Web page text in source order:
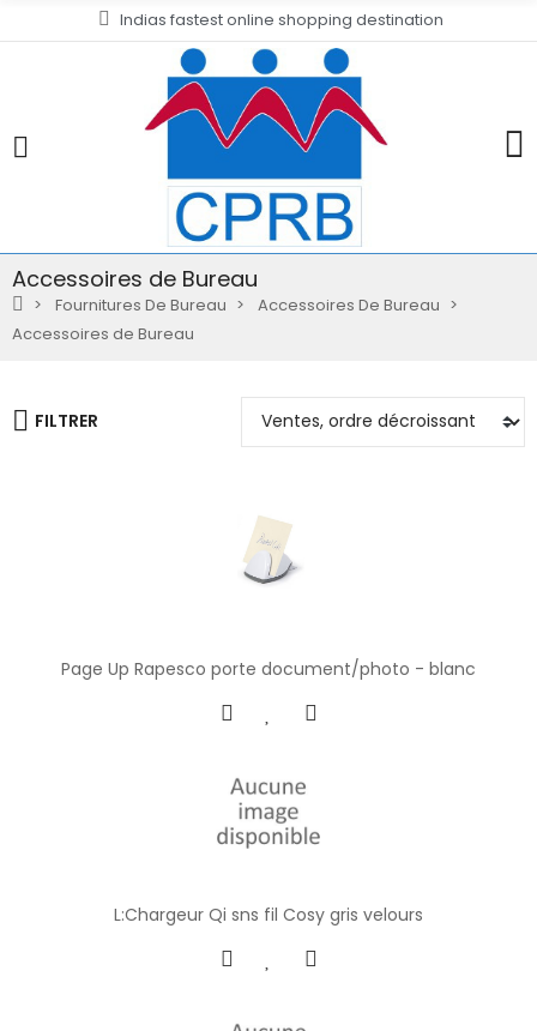
Indias fastest online shopping destination
Accessoires de Bureau
Fournitures De Bureau
Accessoires De Bureau
Accessoires de Bureau
FILTRER
Page Up Rapesco porte document/photo - blanc
L:Chargeur Qi sns fil Cosy gris velours